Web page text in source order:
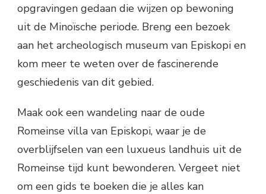
opgravingen gedaan die wijzen op bewoning
uit de Minoïsche periode. Breng een bezoek
aan het archeologisch museum van Episkopi en
kom meer te weten over de fascinerende
geschiedenis van dit gebied.
Maak ook een wandeling naar de oude
Romeinse villa van Episkopi, waar je de
overblijfselen van een luxueus landhuis uit de
Romeinse tijd kunt bewonderen. Vergeet niet
om een gids te boeken die je alles kan